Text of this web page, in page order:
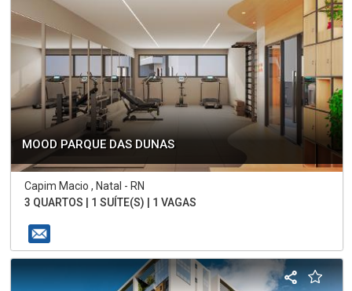
MOOD PARQUE DAS DUNAS
Capim Macio , Natal - RN
3 QUARTOS | 1 SUÍTE(S) | 1 VAGAS